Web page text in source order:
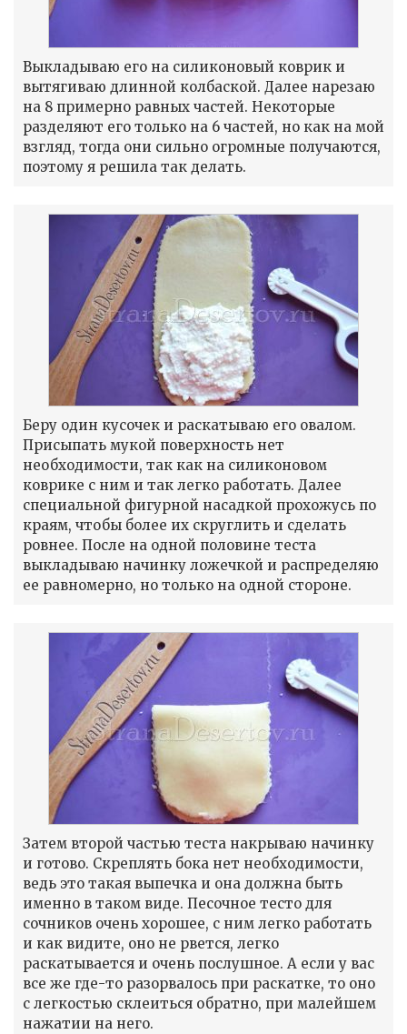
Выкладываю его на силиконовый коврик и
вытягиваю длинной колбаской. Далее нарезаю
на 8 примерно равных частей. Некоторые
разделяют его только на 6 частей, но как на мой
взгляд, тогда они сильно огромные получаются,
поэтому я решила так делать.
Беру один кусочек и раскатываю его овалом.
Присыпать мукой поверхность нет
необходимости, так как на силиконовом
коврике с ним и так легко работать. Далее
специальной фигурной насадкой прохожусь по
краям, чтобы более их скруглить и сделать
ровнее. После на одной половине теста
выкладываю начинку ложечкой и распределяю
ее равномерно, но только на одной стороне.
Затем второй частью теста накрываю начинку
и готово. Скреплять бока нет необходимости,
ведь это такая выпечка и она должна быть
именно в таком виде. Песочное тесто для
сочников очень хорошее, с ним легко работать
и как видите, оно не рвется, легко
раскатывается и очень послушное. А если у вас
все же где-то разорвалось при раскатке, то оно
с легкостью склеиться обратно, при малейшем
нажатии на него.